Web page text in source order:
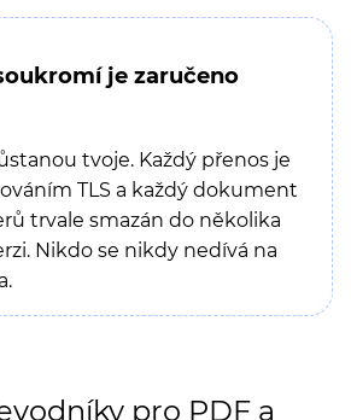
je zaručeno
tvoje. Každý přenos je
TLS a každý dokument
trvale smazán do několika
Nikdo se nikdy nedívá na
pro PDF a